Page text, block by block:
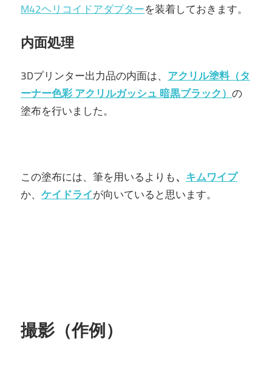
M42ヘリコイドアダプターを装着しておきます。
内面処理
3Dプリンター出力品の内面は、 アクリル塗料（タ
ーナー色彩 アクリルガッシュ 暗黒ブラック） の
塗布を行いました。
この塗布には、筆を用いるよりも、 キムワイプ
か、 ケイドライが向いていると思います。
撮影（作例）